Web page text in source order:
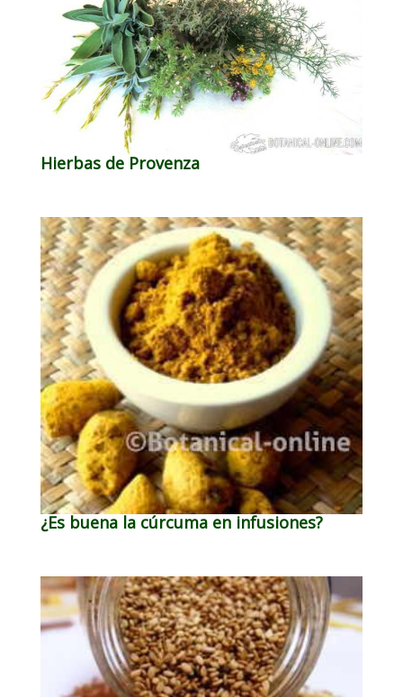
Hierbas de Provenza
¿Es buena la cúrcuma en infusiones?